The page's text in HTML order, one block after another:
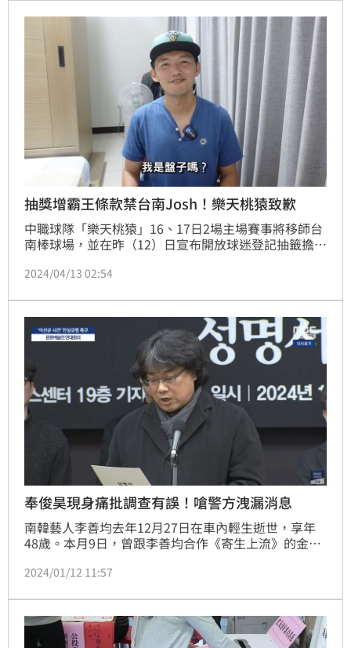
抽獎增霸王條款禁台南Josh！樂天桃猿致歉
中職球隊「樂天桃猿」16、17日2場主場賽事將移師台
南棒球場，並在昨（12）日宣布開放球迷登記抽籤擔任
後，球團官方竟更新第七點公告「Josh禁止」，引起
（13）日球團也緊急更新貼文，向台南Josh致歉。
2024/04/13 02:54
奉俊昊現身痛批調查有誤！嗆警方洩漏消息
南韓藝人李善均去年12月27日在車內輕生逝世，享年
48歲。本月9日，曾跟李善均合作《寄生上流》的金獎
大會」（暫名），聯合聲明哀悼李善均，並「希望查明
求不能再有第二個犧牲者，同時要求KBS新聞台刪除相
關音檔，並讓相關單位徹查李善均案，同時確認檢調方
面是否真的沒有出錯。
2024/01/12 11:57